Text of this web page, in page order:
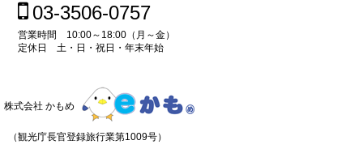
03-3506-0757
営業時間 10:00～18:00（月～金）
定休日 土・日・祝日・年末年始
株式会社 かもめ
（観光庁長官登録旅行業第1009号）